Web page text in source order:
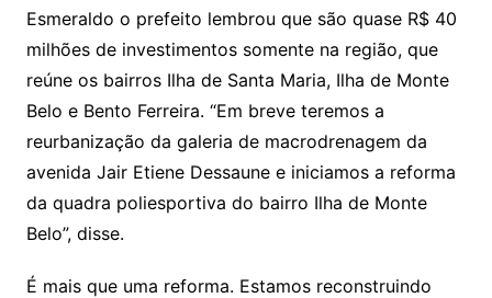
Esmeraldo o prefeito lembrou que são quase R$ 40
milhões de investimentos somente na região, que
reúne os bairros Ilha de Santa Maria, Ilha de Monte
Belo e Bento Ferreira. “Em breve teremos a
reurbanização da galeria de macrodrenagem da
avenida Jair Etiene Dessaune e iniciamos a reforma
da quadra poliesportiva do bairro Ilha de Monte
Belo”, disse.
É mais que uma reforma. Estamos reconstruindo